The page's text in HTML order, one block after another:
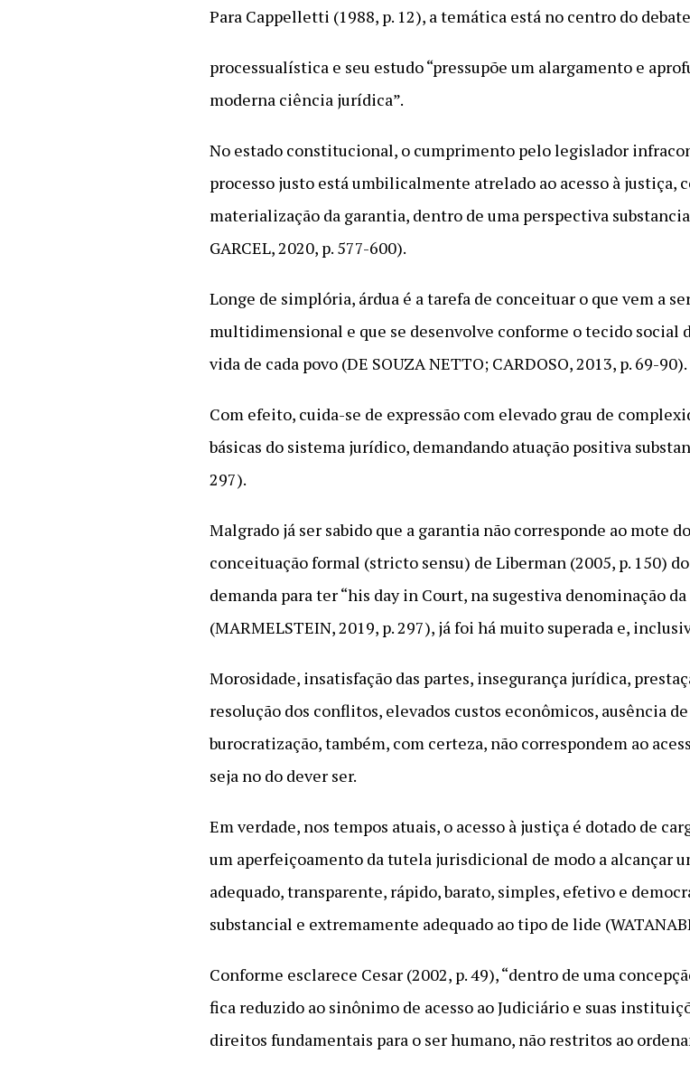
Para Cappelletti (1988, p. 12), a temática está no centro do
processualística e seu estudo “pressupõe um alargamento e
moderna ciência jurídica”.
No estado constitucional, o cumprimento pelo legislador
processo justo está umbilicalmente atrelado ao acesso à justiça,
materialização da garantia, dentro de uma perspectiva
GARCEL, 2020, p. 577-600).
Longe de simplória, árdua é a tarefa de conceituar o que vem a
multidimensional e que se desenvolve conforme o tecido social
vida de cada povo (DE SOUZA NETTO; CARDOSO, 2013, p. 69-90).
Com efeito, cuida-se de expressão com elevado grau de
básicas do sistema jurídico, demandando atuação positiva
297).
Malgrado já ser sabido que a garantia não corresponde ao mote
conceituação formal (stricto sensu) de Liberman (2005, p. 150)
demanda para ter “his day in Court, na sugestiva denominação
(MARMELSTEIN, 2019, p. 297), já foi há muito superada e,
Morosidade, insatisfação das partes, insegurança jurídica,
resolução dos conflitos, elevados custos econômicos, ausência
burocratização, também, com certeza, não correspondem ao
seja no do dever ser.
Em verdade, nos tempos atuais, o acesso à justiça é dotado de
um aperfeiçoamento da tutela jurisdicional de modo a alcançar
adequado, transparente, rápido, barato, simples, efetivo e
substancial e extremamente adequado ao tipo de lide
Conforme esclarece Cesar (2002, p. 49), “dentro de uma
fica reduzido ao sinônimo de acesso ao Judiciário e suas
direitos fundamentais para o ser humano, não restritos ao